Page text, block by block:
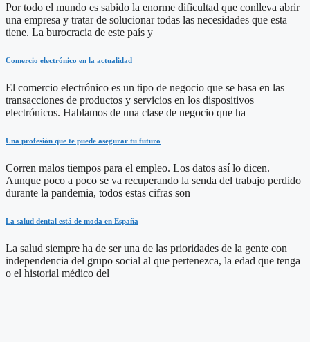
Por todo el mundo es sabido la enorme dificultad que conlleva abrir
una empresa y tratar de solucionar todas las necesidades que esta
tiene. La burocracia de este país y
Comercio electrónico en la actualidad
El comercio electrónico es un tipo de negocio que se basa en las
transacciones de productos y servicios en los dispositivos
electrónicos. Hablamos de una clase de negocio que ha
Una profesión que te puede asegurar tu futuro
Corren malos tiempos para el empleo. Los datos así lo dicen.
Aunque poco a poco se va recuperando la senda del trabajo perdido
durante la pandemia, todos estas cifras son
La salud dental está de moda en España
La salud siempre ha de ser una de las prioridades de la gente con
independencia del grupo social al que pertenezca, la edad que tenga
o el historial médico del